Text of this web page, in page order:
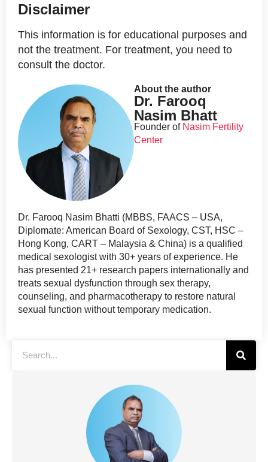
Disclaimer
This information is for educational purposes and
not the treatment. For treatment, you need to
consult the doctor.
About the author
Dr. Farooq
Nasim Bhatt
Founder of Nasim Fertility
Center
Dr. Farooq Nasim Bhatti (MBBS, FAACS – USA,
Diplomate: American Board of Sexology, CST, HSC –
Hong Kong, CART – Malaysia & China) is a qualified
medical sexologist with 30+ years of experience. He
has presented 21+ research papers internationally and
treats sexual dysfunction through sex therapy,
counseling, and pharmacotherapy to restore natural
sexual function without temporary medication.